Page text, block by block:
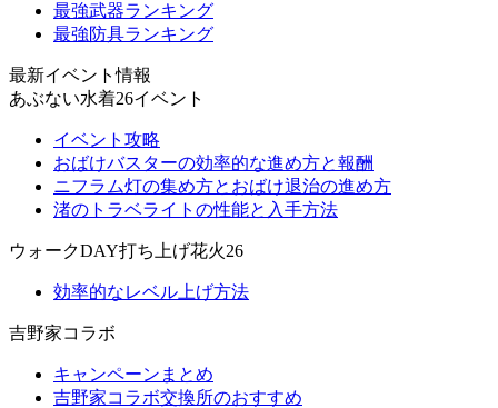
最強武器ランキング
最強防具ランキング
最新イベント情報
あぶない水着26イベント
イベント攻略
おばけバスターの効率的な進め方と報酬
ニフラム灯の集め方とおばけ退治の進め方
渚のトラベライトの性能と入手方法
ウォークDAY打ち上げ花火26
効率的なレベル上げ方法
吉野家コラボ
キャンペーンまとめ
吉野家コラボ交換所のおすすめ